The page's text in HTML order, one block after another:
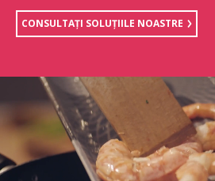
CONSULTAŢI SOLUŢIILE NOASTRE